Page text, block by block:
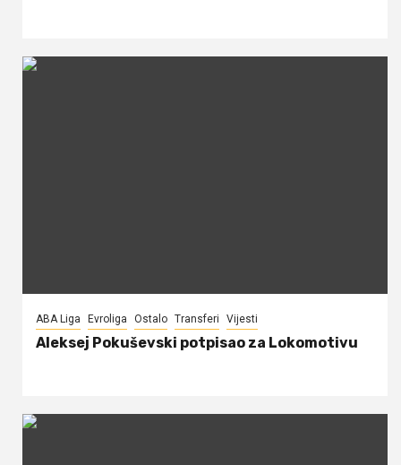
ABA Liga Evroliga Ostalo Transferi Vijesti
Aleksej Pokuševski potpisao za Lokomotivu